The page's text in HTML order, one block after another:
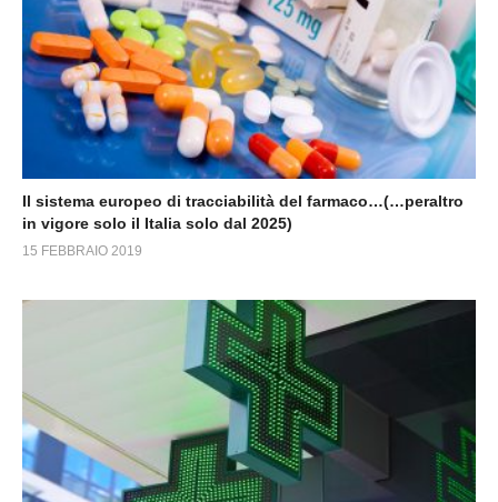
Il sistema europeo di tracciabilità del farmaco…(…peraltro
in vigore solo il Italia solo dal 2025)
15 FEBBRAIO 2019